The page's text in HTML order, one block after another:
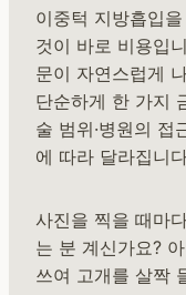
이중턱 지방흡입
것이 바로 비용입
문이 자연스럽게
단순하게 한 가지
술 범위·병원의 접
에 따라 달라집니
사진을 찍을 때마
는 분 계신가요?
쓰여 고개를 살짝